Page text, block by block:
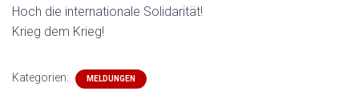
Hoch die internationale Solidarität!
Krieg dem Krieg!
Kategorien: MELDUNGEN